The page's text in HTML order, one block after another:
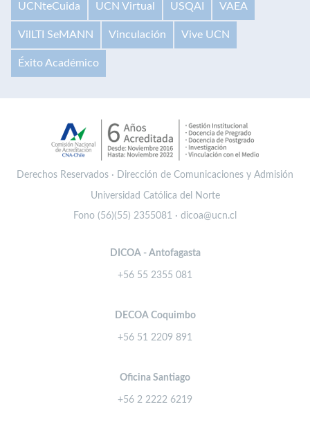
UCNteCuida UCN Virtual USQAI VAEA
VilLTI SeMANN Vinculación Vive UCN
Éxito Académico
Derechos Reservados · Dirección de Comunicaciones y Admisión
Universidad Católica del Norte
Fono (56)(55) 2355081 · dicoa@ucn.cl
DICOA - Antofagasta
+56 55 2355 081
DECOA Coquimbo
+56 51 2209 891
Oficina Santiago
+56 2 2222 6219